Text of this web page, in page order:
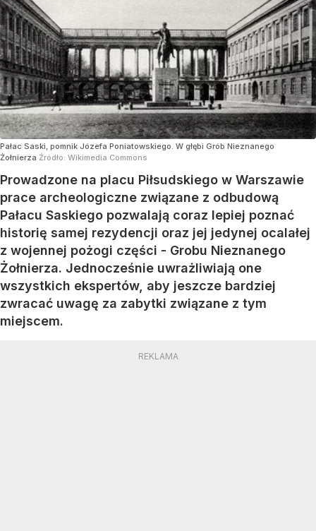
Pałac Saski, pomnik Józefa Poniatowskiego. W głębi Grób Nieznanego
Żołnierza Źródło: Wikimedia Commons
Prowadzone na placu Piłsudskiego w Warszawie
prace archeologiczne związane z odbudową
Pałacu Saskiego pozwalają coraz lepiej poznać
historię samej rezydencji oraz jej jedynej ocalałej
z wojennej pożogi części - Grobu Nieznanego
Żołnierza. Jednocześnie uwrażliwiają one
wszystkich ekspertów, aby jeszcze bardziej
zwracać uwagę za zabytki związane z tym
miejscem.